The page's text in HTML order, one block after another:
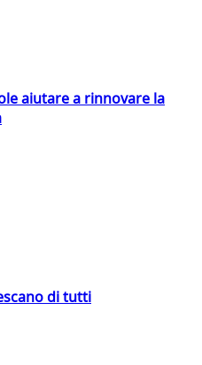
aiutare a rinnovare la
di tutti